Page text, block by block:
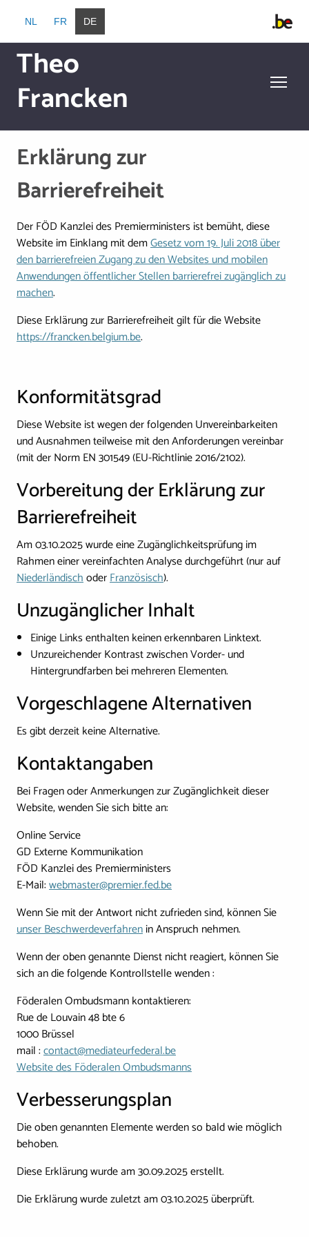
Direkt zum Inhalt
NL FR DE
Theo
Francken
Erklärung zur
Barrierefreiheit
Der FÖD Kanzlei des Premierministers ist bemüht, diese
Website im Einklang mit demGesetz vom 19. Juli 2018 über
den barrierefreien Zugang zu den Websites und mobilen
Anwendungen öffentlicher Stellen barrierefrei zugänglich zu
machen.
Diese Erklärung zur Barrierefreiheit gilt für die Website
https://francken.belgium.be.
Konformitätsgrad
Diese Website ist wegen der folgenden Unvereinbarkeiten
und Ausnahmen teilweise mit den Anforderungen vereinbar
(mit der Norm EN 301549 (EU-Richtlinie 2016/2102).
Vorbereitung der Erklärung zur
Barrierefreiheit
Am 03.10.2025 wurde eine Zugänglichkeitsprüfung im
Rahmen einer vereinfachten Analyse durchgeführt (nur auf
NiederländischoderFranzösisch).
Unzugänglicher Inhalt
Einige Links enthalten keinen erkennbaren Linktext.
Unzureichender Kontrast zwischen Vorder- und
Hintergrundfarben bei mehreren Elementen.
Vorgeschlagene Alternativen
Es gibt derzeit keine Alternative.
Kontaktangaben
Bei Fragen oder Anmerkungen zur Zugänglichkeit dieser
Website, wenden Sie sich bitte an:
Online Service
GD Externe Kommunikation
FÖD Kanzlei des Premierministers
E-Mail:webmaster@premier.fed.be
Wenn Sie mit der Antwort nicht zufrieden sind, können Sie
unser Beschwerdeverfahrenin Anspruch nehmen.
Wenn der oben genannte Dienst nicht reagiert, können Sie
sich an die folgende Kontrollstelle wenden :
Föderalen Ombudsmann kontaktieren:
Rue de Louvain 48 bte 6
1000 Brüssel
mail :contact@mediateurfederal.be
Website des Föderalen Ombudsmanns
Verbesserungsplan
Die oben genannten Elemente werden so bald wie möglich
behoben.
Diese Erklärung wurde am 30.09.2025 erstellt.
Die Erklärung wurde zuletzt am 03.10.2025 überprüft.